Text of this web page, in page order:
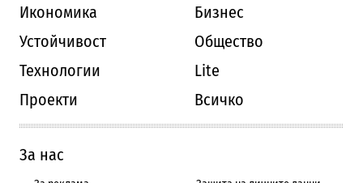
Икономика
Бизнес
Устойчивост
Общество
Технологии
Lite
Проекти
Всичко
За нас